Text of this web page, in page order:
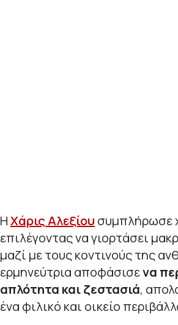
ΗΧάρις Αλεξίου συμπλήρωσε
επιλέγοντας να γιορτάσει
μαζί με τους κοντινούς της
ερμηνεύτρια αποφάσισενα
απλότητα και ζεστασιά,
ένα φιλικό και οικείο